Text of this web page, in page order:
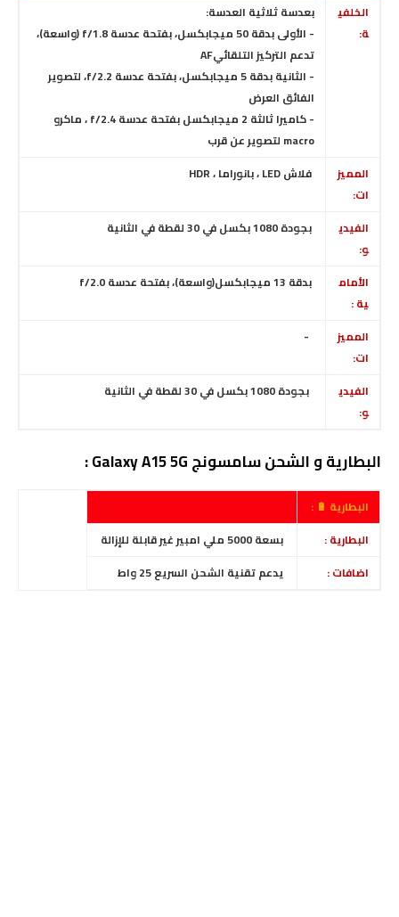
الخلفي
ة:
بعدسة ثلاثية العدسة:
- الأولى بدقة 50 ميجابكسل، بفتحة عدسة f/1.8
(واسعة)،
تدعم التركيز التلقائيAF
- الثانية بدقة 5 ميجابكسل، بفتحة عدسة f/2.2
، لتصوير
الفائق العرض
- كاميرا ثالثة 2 ميجابكسل بفتحة عدسة f/2.4
، ماكرو
macro لتصوير عن قرب
المميز
ات:
فلاش LED ، بانوراما ، HDR
الفيدي
و:
بجودة 1080 بكسل في 30 لقطة في الثانية
الأمام
ية :
بدقة 13 ميجابكسل (واسعة)، بفتحة عدسة f/2.0
المميز
ات:
-
الفيدي
و:
بجودة 1080 بكسل في 30 لقطة في الثانية
البطارية و الشحن سامسونج Galaxy A15 5G :
البطارية 🔋 :
البطارية :
بسعة 5000 ملي امبير غير قابلة للإزالة
اضافات :
يدعم تقنية الشحن السريع 25 واط